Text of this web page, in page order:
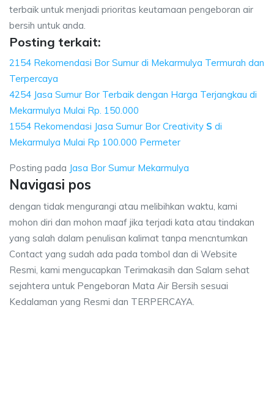
terbaik untuk menjadi prioritas keutamaan pengeboran air
bersih untuk anda.
Posting terkait:
2154 Rekomendasi Bor Sumur di Mekarmulya Termurah dan
Terpercaya
4254 Jasa Sumur Bor Terbaik dengan Harga Terjangkau di
Mekarmulya Mulai Rp. 150.000
1554 Rekomendasi Jasa Sumur Bor Creativity S di
Mekarmulya Mulai Rp 100.000 Permeter
Posting pada Jasa Bor Sumur Mekarmulya
Navigasi pos
dengan tidak mengurangi atau melibihkan waktu, kami
mohon diri dan mohon maaf jika terjadi kata atau tindakan
yang salah dalam penulisan kalimat tanpa mencntumkan
Contact yang sudah ada pada tombol dan di Website
Resmi, kami mengucapkan Terimakasih dan Salam sehat
sejahtera untuk Pengeboran Mata Air Bersih sesuai
Kedalaman yang Resmi dan TERPERCAYA.